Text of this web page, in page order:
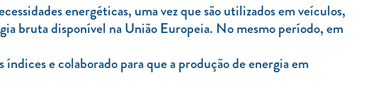
energéticas, uma vez que são utilizados em veículos,
bruta disponível na União Europeia. No mesmo período, em
e colaborado para que a produção de energia em